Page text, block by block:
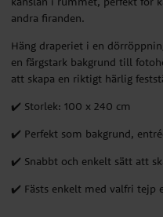
andra firanden.
Häng draperiet i en
en färgstark bakgrund till
att skapa en riktigt härlig
✔️ Storlek: 100 x 240 cm
✔️ Perfekt som bakgrund,
✔️ Snabbt och enkelt sätt att
✔️ Fästs enkelt med valfri tejp